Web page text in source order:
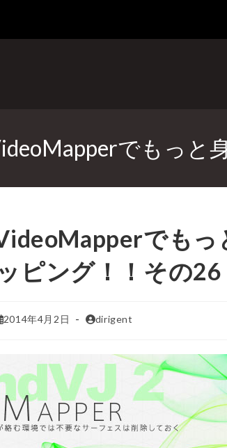
でもっ
でも
ピング！！その26
2014年4月2日 dirigent